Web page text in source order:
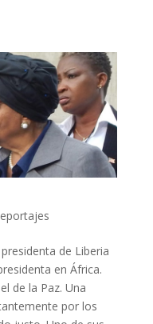
de Liberia
en África.
de la Paz. Una
por los